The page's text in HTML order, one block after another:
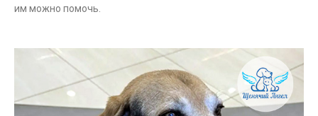
им можно помочь.